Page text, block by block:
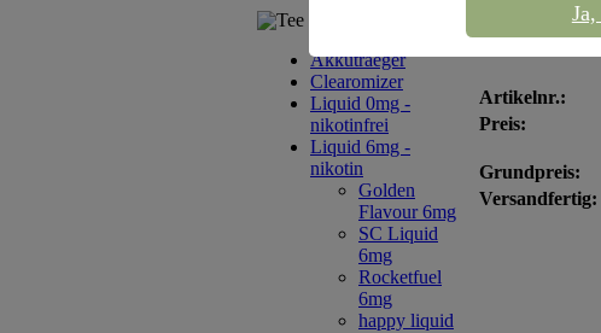
Tee Sortiment
Akkutraeger
Clearomizer
Liquid 0mg -
nikotinfrei
Liquid 6mg -
nikotin
Golden
Flavour 6mg
SC Liquid
6mg
Rocketfuel
6mg
happy liquid
happy
Artikelnr.:
Preis:
Grundpreis:
Versandfertig: